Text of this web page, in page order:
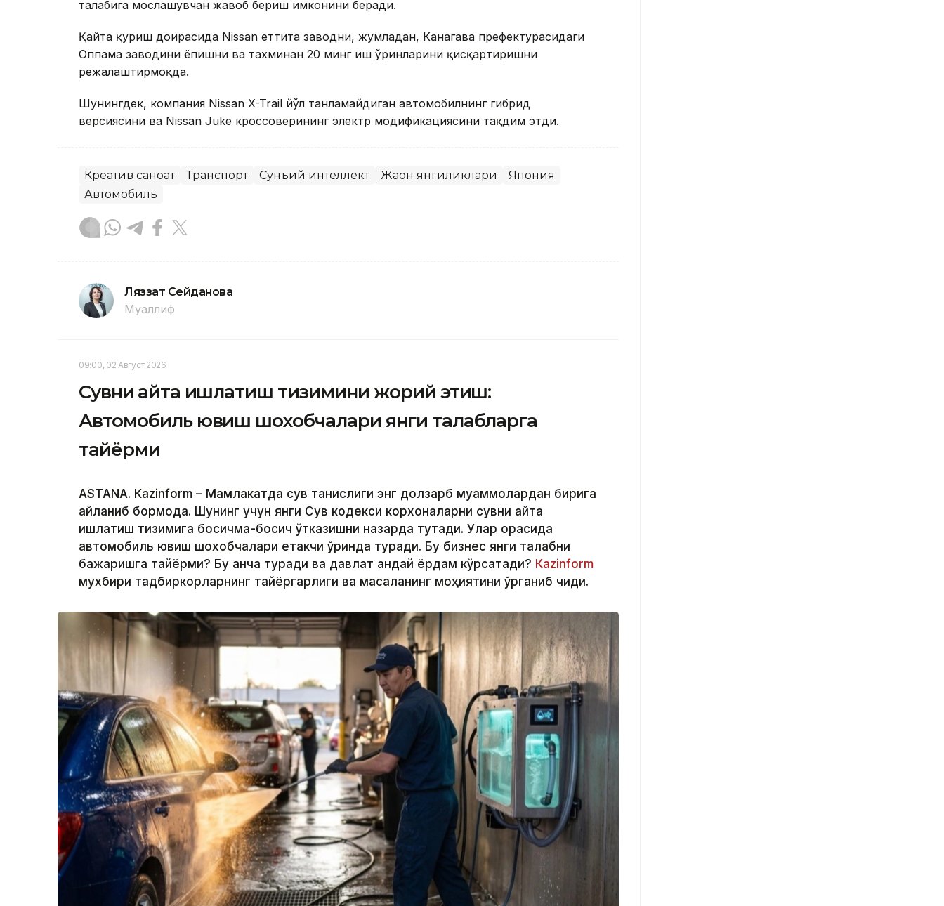
талабига мослашувчан жавоб бериш имконини беради.
Қайта қуриш доирасида Nissan еттита заводни, жумладан, Канагава префектурасидаги
Оппама заводини ёпишни ва тахминан 20 минг иш ўринларини қисқартиришни
режалаштирмоқда.
Шунингдек, компания Nissan X-Trail йўл танламайдиган автомобилнинг гибрид
версиясини ва Nissan Juke кроссоверининг электр модификациясини тақдим этди.
Креатив саноат Транспорт Сунъий интеллект Жаҳон янгиликлари
Япония
Автомобиль
Ляззат Сейданова
Муаллиф
09:00, 02 Август 2026
Сувни қайта ишлатиш тизимини жорий этиш:
Автомобиль ювиш шохобчалари янги талабларга
тайёрми
ASTANА. Кazinform – Мамлакатда сув танқислиги энг долзарб муаммолардан бирига
айланиб бормоқда. Шунинг учун янги Сув кодекси корхоналарни сувни қайта
ишлатиш тизимига босқичма-босқич ўтказишни назарда тутади. Улар орасида
автомобиль ювиш шохобчалари етакчи ўринда туради. Бу бизнес янги талабни
бажаришга тайёрми? Бу қанча туради ва давлат қандай ёрдам кўрсатади? Кazinform
мухбири тадбиркорларнинг тайёргарлиги ва масаланинг моҳиятини ўрганиб чиқди.